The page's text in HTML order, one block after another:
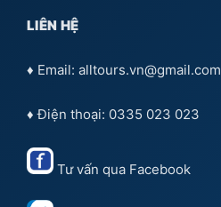
LIÊN HỆ
♦ Email: alltours.vn@gmail.com
♦ Điện thoại: 0335 023 023
Tư vấn qua Facebook